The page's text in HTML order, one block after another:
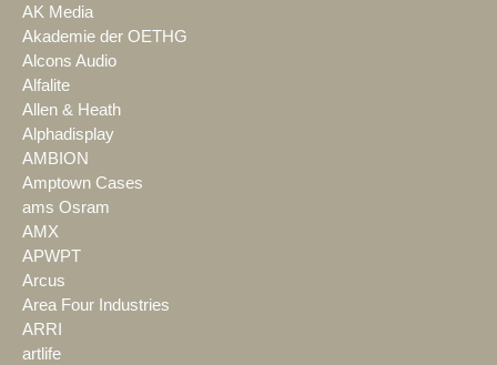
AK Media
Akademie der OETHG
Alcons Audio
Alfalite
Allen & Heath
Alphadisplay
AMBION
Amptown Cases
ams Osram
AMX
APWPT
Arcus
Area Four Industries
ARRI
artlife